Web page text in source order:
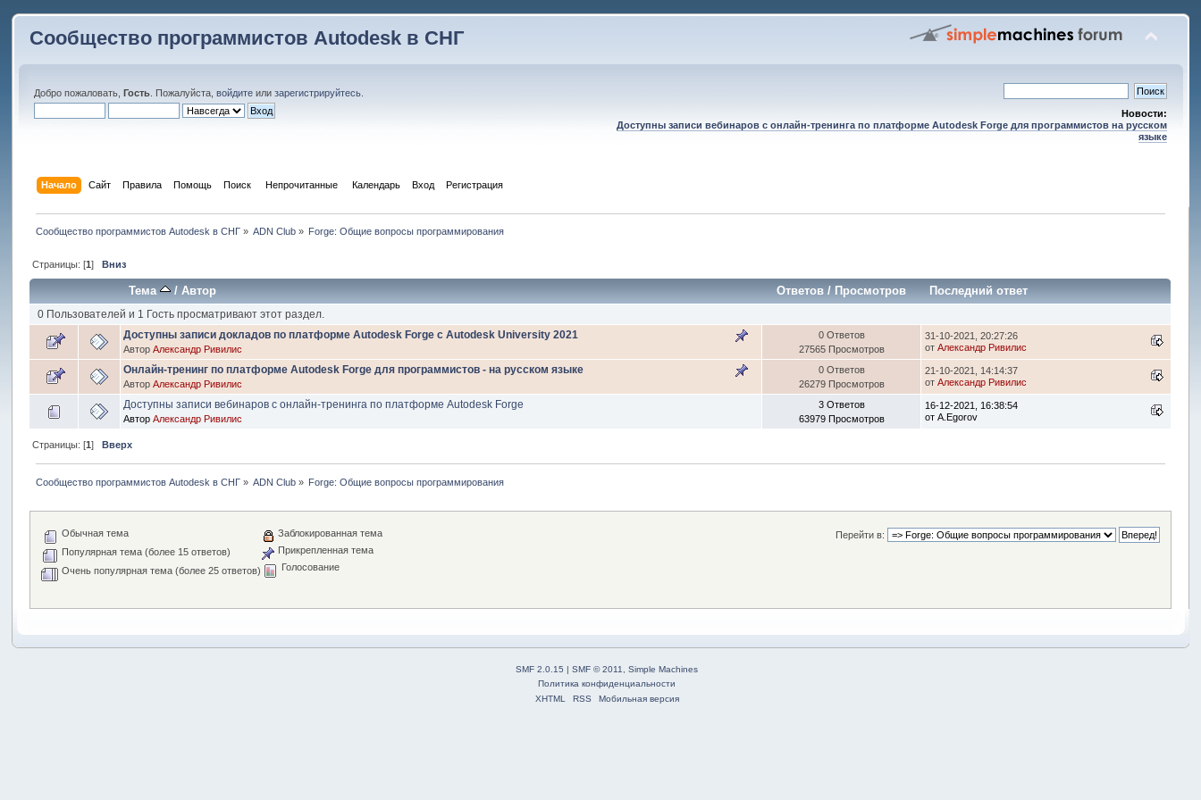
Сообщество программистов Autodesk в СНГ
Добро пожаловать,Гость . Пожалуйста,войдите илизарегистрируйтесь
Новости:
Доступны записи вебинаров с онлайн-тренинга по платформе Autodesk Forge для программистов на русском
языке
Начало Сайт Правила Помощь Поиск Непрочитанные Календарь Вход Регистрация
Сообщество программистов Autodesk в СНГ» ADN Club » Forge: Общие вопросы программирования
Страницы: [1] Вниз
Тема / Автор Ответов/ Просмотров Последний ответ
0 Пользователей и 1 Гость просматривают этот раздел.
Доступны записи докладов по платформе Autodesk Forge с Autodesk University 2021
АвторАлександр Ривилис
0 Ответов
27565 Просмотров
31-10-2021, 20:27:26
отАлександр Ривилис
Онлайн-тренинг по платформе Autodesk Forge для программистов - на русском языке
АвторАлександр Ривилис
0 Ответов
26279 Просмотров
21-10-2021, 14:14:37
отАлександр Ривилис
Доступны записи вебинаров с онлайн-тренинга по платформе Autodesk Forge
АвторАлександр Ривилис
3 Ответов
63979 Просмотров
16-12-2021, 16:38:54
отA.Egorov
Страницы: [1] Вверх
Сообщество программистов Autodesk в СНГ» ADN Club » Forge: Общие вопросы программирования
Перейти в:
Обычная тема
Популярная тема (более 15 ответов)
Очень популярная тема (более 25 ответов)
Заблокированная тема
Прикрепленная тема
Голосование
SMF 2.0.15 |SMF © 2011 ,Simple Machines
Политика конфиденциальности
XHTML
RSS Мобильная версия